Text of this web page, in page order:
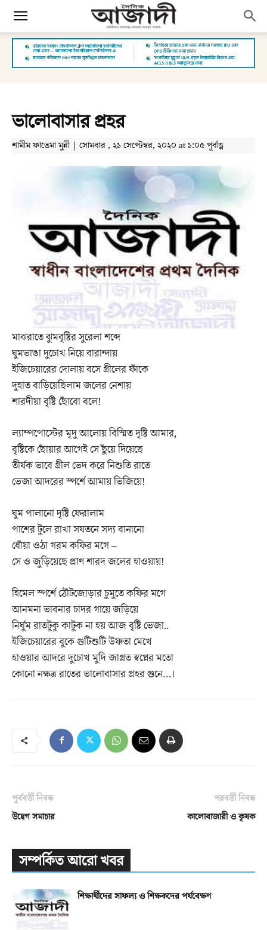
ভালোবাসার প্রহর
শামীম ফাতেমা মুন্নী | সোমবার , ২১ সেপ্টেম্বর, ২০২০ at ১:০৫ পূর্বাহ্ণ
মাঝরাতে ঝুমবৃষ্টির সুরেলা শব্দে
ঘুমভাঙা দুচোখ নিয়ে বারান্দায়
ইজিচেয়ারের দোলায় বসে গ্রীলের ফাঁকে
দুহাত বাড়িয়েছিলাম জলের নেশায়
শারদীয়া বৃষ্টি ছোঁবো বলে!
ল্যাম্পপোস্টের মৃদু আলোয় বিস্মিত দৃষ্টি আমার,
বৃষ্টিকে ছোঁয়ার আগেই সে ছুঁয়ে দিয়েছে
তীর্যক ভাবে গ্রীল ভেদ করে নিশুতি রাতে
ভেজা আদরের স্পর্শে আমায় ভিজিয়ে!
ঘুম পালানো দৃষ্টি ফেরালাম
পাশের টুলে রাখা সযতনে সদ্য বানানো
ধোঁয়া ওঠা গরম কফির মগে –
সে ও জুড়িয়েছে প্রাণ শারদ জলের হাওয়ায়!
হিমেল স্পর্শে ঠোঁটজোড়ার চুমুতে কফির মগে
আনমনা ভাবনার চাদর গায়ে জড়িয়ে
নির্ঘুম রাতটুকু কাটুক না হয় আজ বৃষ্টি ভেজা..
ইজিচেয়ারের বুকে গুটিশুটি উষ্ণতা মেখে
হাওয়ার আদরে দুচোখ মুদি জাগ্রত স্বপ্নের মতো
কোনো নক্ষত্র রাতের ভালোবাসার প্রহর গুনে…।
পূর্ববর্তী নিবন্ধ
উদ্বেগ সমাচার
পরবর্তী নিবন্ধ
কালোবাজারী ও কৃষক
সম্পর্কিত আরো খবর
শিক্ষার্থীদের সাফল্য ও শিক্ষকদের পর্যবেক্ষণ